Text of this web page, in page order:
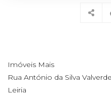
Imóveis Mais
Rua António da Silva
Leiria